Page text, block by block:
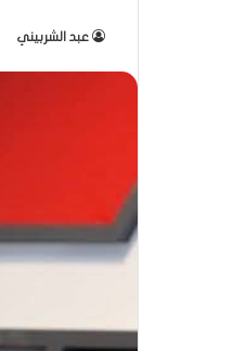
عبد الشربيني